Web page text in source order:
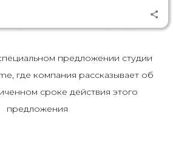
предложении студии
где компания рассказывает об
сроке действия этого
предложения